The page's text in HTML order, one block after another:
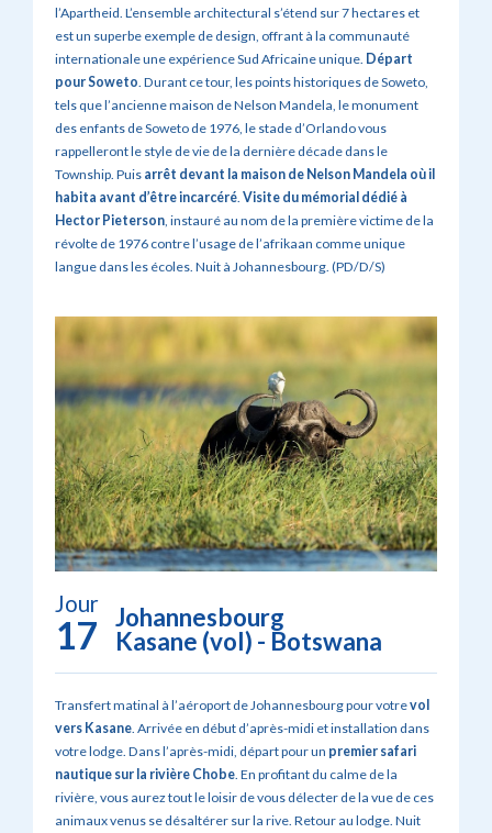
l’Apartheid. L’ensemble architectural s’étend sur 7 hectares et
est un superbe exemple de design, offrant à la communauté
internationale une expérience Sud Africaine unique. Départ
pour Soweto. Durant ce tour, les points historiques de Soweto,
tels que l’ancienne maison de Nelson Mandela, le monument
des enfants de Soweto de 1976, le stade d’Orlando vous
rappelleront le style de vie de la dernière décade dans le
Township. Puis arrêt devant la maison de Nelson Mandela où il
habita avant d’être incarcéré. Visite du mémorial dédié à
Hector Pieterson, instauré au nom de la première victime de la
révolte de 1976 contre l’usage de l’afrikaan comme unique
langue dans les écoles. Nuit à Johannesbourg. (PD/D/S)
Jour
17
Johannesbourg
Kasane (vol) - Botswana
Transfert matinal à l’aéroport de Johannesbourg pour votrevol
vers Kasane . Arrivée en début d’après-midi et installation dans
votre lodge. Dans l’après-midi, départ pour un premier safari
nautique sur la rivière Chobe . En profitant du calme de la
rivière, vous aurez tout le loisir de vous délecter de la vue de ces
animaux venus se désaltérer sur la rive. Retour au lodge. Nuit